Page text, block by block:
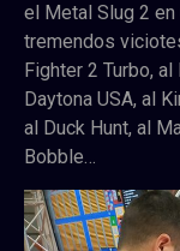
el Metal Slug 2 en
tremendos
Fighter 2 Turbo,
Daytona USA, al
al Duck Hunt, al
Bobble…